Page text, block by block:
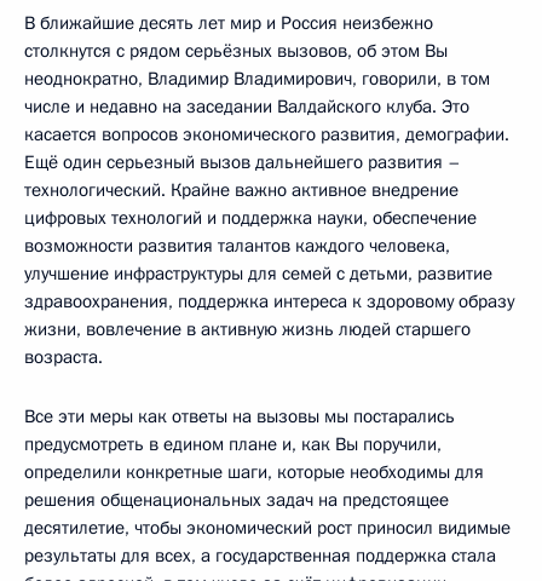
В ближайшие десять лет мир и Россия неизбежно
столкнутся с рядом серьёзных вызовов, об этом Вы
неоднократно, Владимир Владимирович, говорили, в том
числе и недавно на заседании Валдайского клуба. Это
касается вопросов экономического развития, демографии.
Ещё один серьезный вызов дальнейшего развития –
технологический. Крайне важно активное внедрение
цифровых технологий и поддержка науки, обеспечение
возможности развития талантов каждого человека,
улучшение инфраструктуры для семей с детьми, развитие
здравоохранения, поддержка интереса к здоровому образу
жизни, вовлечение в активную жизнь людей старшего
возраста.
Все эти меры как ответы на вызовы мы постарались
предусмотреть в едином плане и, как Вы поручили,
определили конкретные шаги, которые необходимы для
решения общенациональных задач на предстоящее
десятилетие, чтобы экономический рост приносил видимые
результаты для всех, а государственная поддержка стала